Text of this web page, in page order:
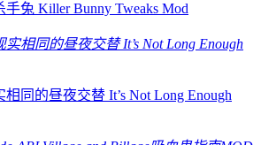
兔 Killer Bunny Tweaks Mod
同的昼夜交替 It’s Not Long Enough